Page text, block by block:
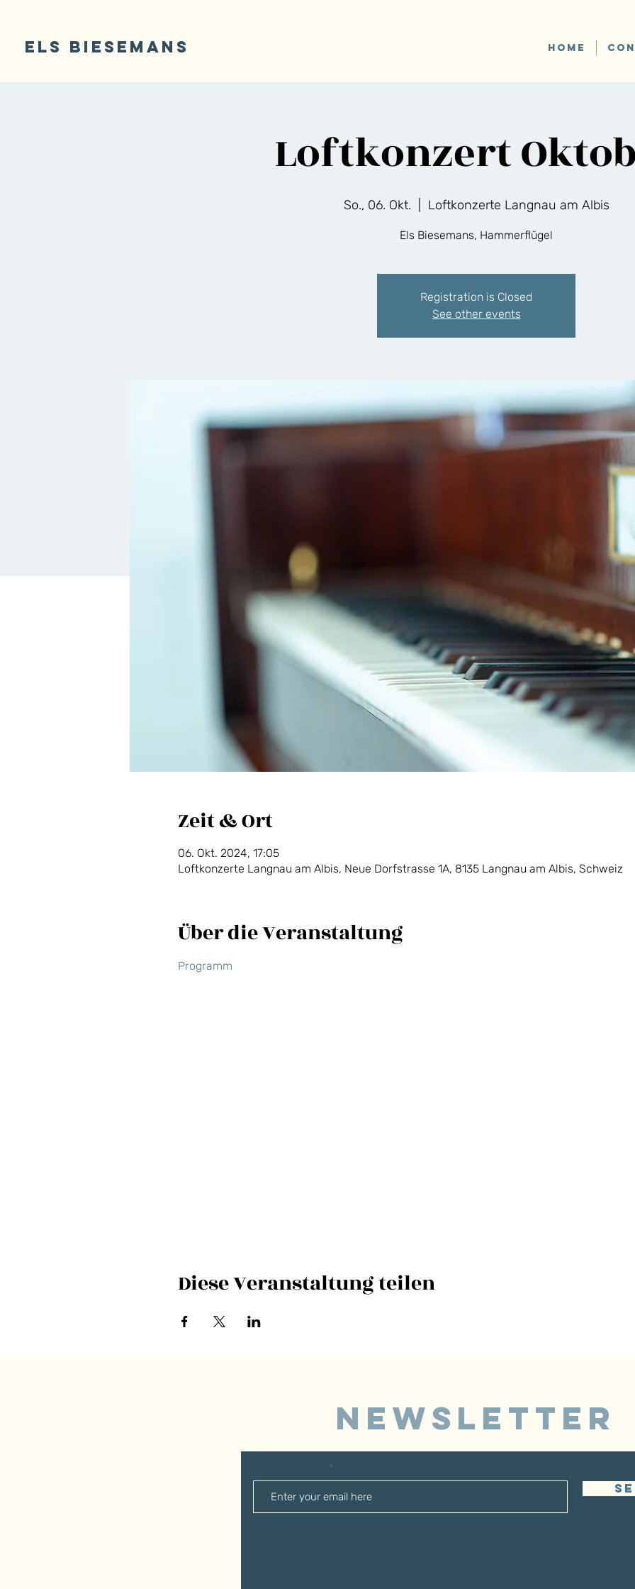
ELS BIESEMANS HOME
Loftkonzert
So., 06. Okt. Loftkonzerte Langnau am Albis
Els Biesemans, Hammerflügel
Registration is Closed
See other events
Zeit & Ort
06. Okt. 2024, 17:05
Loftkonzerte Langnau am Albis, Neue Dorfstrasse 1A, 8135 Langnau am Albis, Schweiz
Über die Veranstaltung
Programm
Diese Veranstaltung teilen
NEWSLETTER